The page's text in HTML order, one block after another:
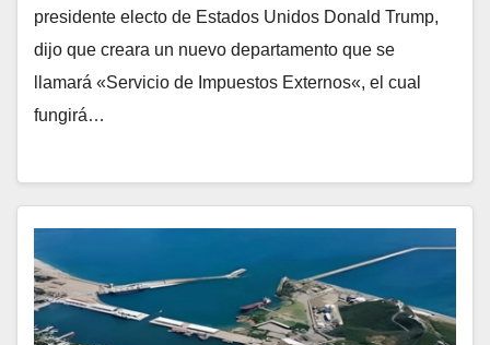
presidente electo de Estados Unidos Donald Trump,
dijo que creara un nuevo departamento que se
llamará «Servicio de Impuestos Externos«, el cual
fungirá…